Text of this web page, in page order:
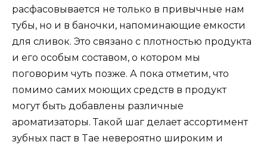
расфасовывается не только в привычные нам
тубы, но и в баночки, напоминающие емкости
для сливок. Это связано с плотностью продукта
и его особым составом, о котором мы
поговорим чуть позже. А пока отметим, что
помимо самих моющих средств в продукт
могут быть добавлены различные
ароматизаторы. Такой шаг делает ассортимент
зубных паст в Tae невероятно широким и